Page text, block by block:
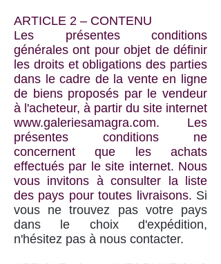
ARTICLE 2 – CONTENU
Les présentes conditions
générales ont pour objet de définir
les droits et obligations des parties
dans le cadre de la vente en ligne
de biens proposés par le vendeur
à l'acheteur, à partir du site internet
www.galeriesamagra.com. Les
présentes conditions ne
concernent que les achats
effectués par le site internet. Nous
vous invitons à consulter la liste
des pays pour toutes livraisons. Si
vous ne trouvez pas votre pays
dans le choix d'expédition,
n'hésitez pas à nous contacter.